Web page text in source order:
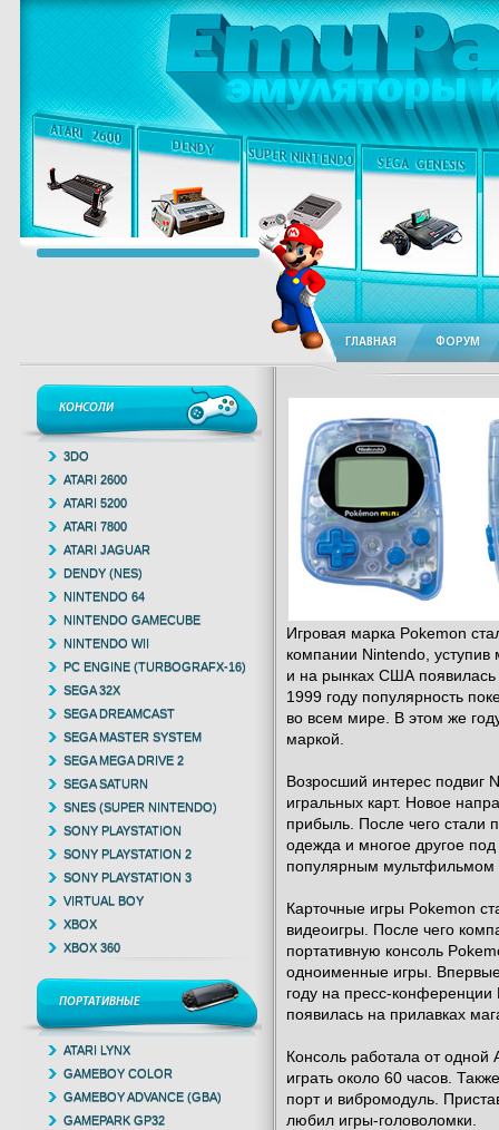
ГЛАВНАЯ ФОРУМ
Игровая марка Pokemon
компании Nintendo,
и на рынках США появилась
1999 году популярность
во всем мире. В этом же
маркой.
Возросший интерес подвиг
игральных карт. Новое
прибыль. После чего стали
одежда и многое другое
популярным мультфильмом
Карточные игры Pokemon
видеоигры. После чего
портативную консоль
одноименные игры.
году на пресс-конференции
появилась на прилавках
Консоль работала от одной
играть около 60 часов.
порт и вибромодуль.
любил игры-головоломки.
КОНСОЛИ
3DO
ATARI 2600
ATARI 5200
ATARI 7800
ATARI JAGUAR
DENDY (NES)
NINTENDO 64
NINTENDO GAMECUBE
NINTENDO WII
PC ENGINE (TURBOGRAFX-16)
SEGA 32X
SEGA DREAMCAST
SEGA MASTER SYSTEM
SEGA MEGA DRIVE 2
SEGA SATURN
SNES (SUPER NINTENDO)
SONY PLAYSTATION
SONY PLAYSTATION 2
SONY PLAYSTATION 3
VIRTUAL BOY
XBOX
XBOX 360
ПОРТАТИВНЫЕ
ATARI LYNX
GAMEBOY COLOR
GAMEBOY ADVANCE (GBA)
GAMEPARK GP32